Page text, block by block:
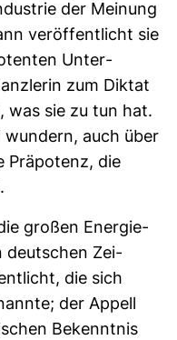
der Mei­nung
ver­öf­fent­licht sie
Unter­
zum Diktat
was sie zu tun hat.
wun­dern, auch über
Prä­po­tenz, die
großen Ener­gie­
deut­schen Zei­
die sich
der Appell
Bekenntnis